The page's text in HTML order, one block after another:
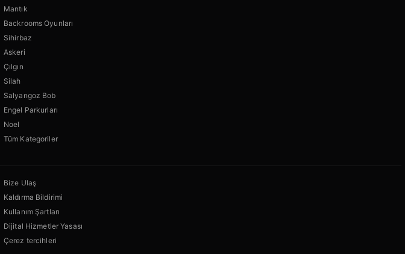
Mantık
Backrooms Oyunları
Sihirbaz
Askeri
Çılgın
Silah
Salyangoz Bob
Engel Parkurları
Noel
Tüm Kategoriler
Bize Ulaş
Kaldırma Bildirimi
Kullanım Şartları
Dijital Hizmetler Yasası
Çerez tercihleri